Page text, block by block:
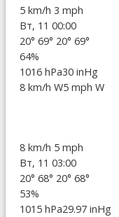
5 km/h 3 mph
Вт, 11 00:00
20° 69° 20° 69°
64%
1016 hPa30 inHg
8 km/h W5 mph W
8 km/h 5 mph
Вт, 11 03:00
20° 68° 20° 68°
53%
1015 hPa29.97 inHg